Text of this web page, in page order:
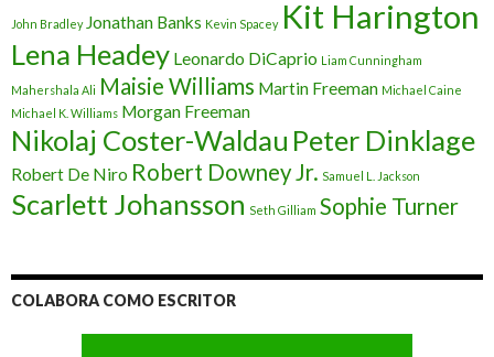
John Bradley Jonathan Banks Kevin Spacey Kit Harington
Lena Headey Leonardo DiCaprio Liam Cunningham
Mahershala Ali Maisie Williams Martin Freeman Michael Caine
Michael K. Williams Morgan Freeman
Nikolaj Coster-Waldau Peter Dinklage
Robert De Niro Robert Downey Jr. Samuel L. Jackson
Scarlett Johansson Seth Gilliam Sophie Turner
COLABORA COMO ESCRITOR